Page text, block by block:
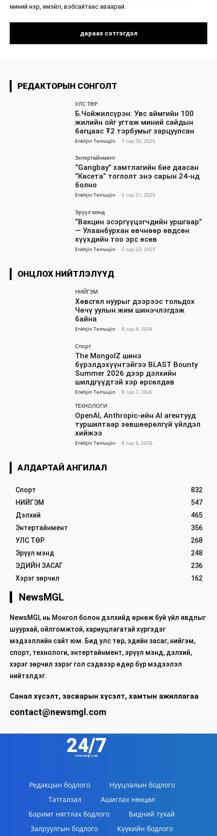
миний нэр, имэйл, вэбсайтаас аваарай.
РЕДАКТОРЫН СОНГОЛТ
УЛС ТӨР
Б.Чойжилсүрэн: Увс аймгийн 100
жилийн ойг угтаж миний сайдын
багцаас ₮2 тэрбумыг зарцуулсан
Enkhjin Temuujin - 7 сар 30, 2025
Энтертайнмент
“Gangbay” хамтлагийн бие даасан
“Касета” тоглолт энэ сарын 24-нд
болно
Enkhjin Temuujin - 5 сар 21, 2025
Эрүүл мэнд
“Вакцин эсэргүүцэгчдийн уршгаар”
— Улаанбурхан өвчнөөр өвдсөн
хүүхдийн тоо эрс өсөв
Enkhjin Temuujin - 5 сар 23, 2025
ОНЦЛОХ НИЙТЛЭЛҮҮД
НИЙГЭМ
Хөвсгөл нуурыг дээрээс тольдох
Чөчү уулын жим шинэчлэгдэж
байна
Enkhjin Temuujin - 8 сар 4, 2026
Спорт
The MongolZ шинэ
бүрэлдэхүүнтэйгээ BLAST Bounty
Summer 2026 дээр дэлхийн
шилдгүүдтэй хэр өрсөлдөв
Enkhjin Temuujin - 8 сар 7, 2026
ТЕХНОЛОГИ
OpenAI, Anthropic-ийн AI агентууд
туршилтаар зөвшөөрөлгүй үйлдэл
хийжээ
Enkhjin Temuujin - 8 сар 6, 2026
АЛДАРТАЙ АНГИЛАЛ
Спорт
832
НИЙГЭМ
547
Дэлхий
465
Энтертайнмент
356
УЛС ТӨР
268
Эрүүл мэнд
248
ЭДИЙН ЗАСАГ
236
Хэрэг зөрчил
162
NewsMGL
NewsMGL нь Монгол болон дэлхийд өрнөж буй үйл явдлыг
шуурхай, ойлгомжтой, хариуцлагатай хүргэдэг
мэдээллийн сайт юм. Бид улс төр, эдийн засаг, нийгэм,
спорт, технологи, энтертайнмент, эрүүл мэнд, дэлхий,
хэрэг зөрчил зэрэг гол сэдвээр өдөр бүр мэдээлэл
нийтэлдэг.
Санал хүсэлт, засварын хүсэлт, хамтын ажиллагаа
contact@newsmgl.com
24/7
newsmgl.com
Редакцын бодлого
Нууцлалын бодлого
Татгалзал
Ашиглах нөхцөл
Баримт нягтлах бодлого
Бидний тухай
Залруулгын бодлого
Күүкийн бодлого